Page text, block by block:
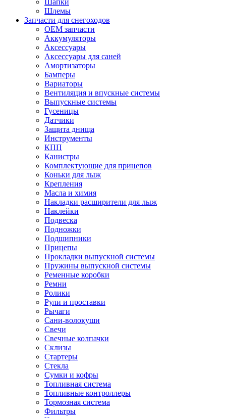
Шлемы
Запчасти для снегоходов
OEM запчасти
Аккумуляторы
Аксессуары
Аксессуары для саней
Амортизаторы
Бамперы
Вариаторы
Вентиляция и впускные системы
Выпускные системы
Гусеницы
Датчики
Защита днища
Инструменты
КПП
Канистры
Комплектующие для прицепов
Коньки для лыж
Крепления
Масла и химия
Накладки расширители для лыж
Наклейки
Подвеска
Подножки
Подшипники
Прицепы
Прокладки выпускной системы
Пружины выпускной системы
Ременные коробки
Ремни
Ролики
Рули и проставки
Рычаги
Сани-волокуши
Свечи
Свечные колпачки
Склизы
Стартеры
Стекла
Сумки и кофры
Топливная система
Топливные контроллеры
Тормозная система
Фильтры